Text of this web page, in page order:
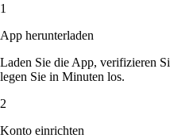
1
App herunterladen
Laden Sie die App, verifizieren
legen Sie in Minuten los.
2
Konto einrichten